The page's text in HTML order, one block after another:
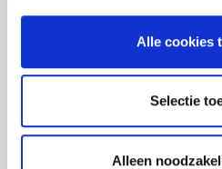
Alle cookies
Selectie
Alleen
aanvullend
Verhoog het welzijn van